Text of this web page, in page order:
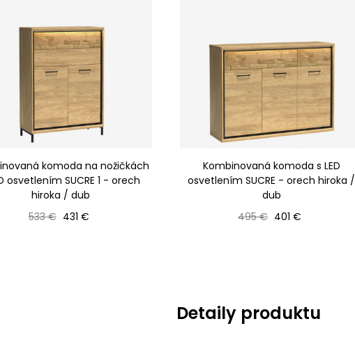
komoda na nožičkách
osvetlením SUCRE 1 - orech
hiroka / dub
Bežná cena
533 € Cena
431 €
Kombinovaná komoda s LED
osvetlením SUCRE - orech hiroka /
dub
Bežná cena
495 € Cena
401 €
Detaily produktu